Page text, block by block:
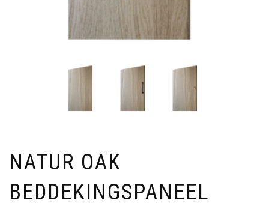
NATUR OAK
BEDDEKINGSPANEEL